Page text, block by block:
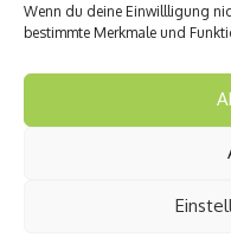
Wenn du deine Einwillligung
bestimmte Merkmale und